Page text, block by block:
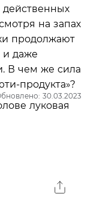
30.03.2023
действенных
на запах
продолжают
и даже
В чем же сила
продукта»?